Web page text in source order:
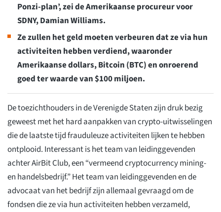
Ponzi-plan’, zei de Amerikaanse procureur voor
SDNY, Damian Williams.
Ze zullen het geld moeten verbeuren dat ze via hun
activiteiten hebben verdiend, waaronder
Amerikaanse dollars, Bitcoin (BTC) en onroerend
goed ter waarde van $100 miljoen.
De toezichthouders in de Verenigde Staten zijn druk bezig
geweest met het hard aanpakken van crypto-uitwisselingen
die de laatste tijd frauduleuze activiteiten lijken te hebben
ontplooid. Interessant is het team van leidinggevenden
achter AirBit Club, een “vermeend cryptocurrency mining-
en handelsbedrijf.” Het team van leidinggevenden en de
advocaat van het bedrijf zijn allemaal gevraagd om de
fondsen die ze via hun activiteiten hebben verzameld,